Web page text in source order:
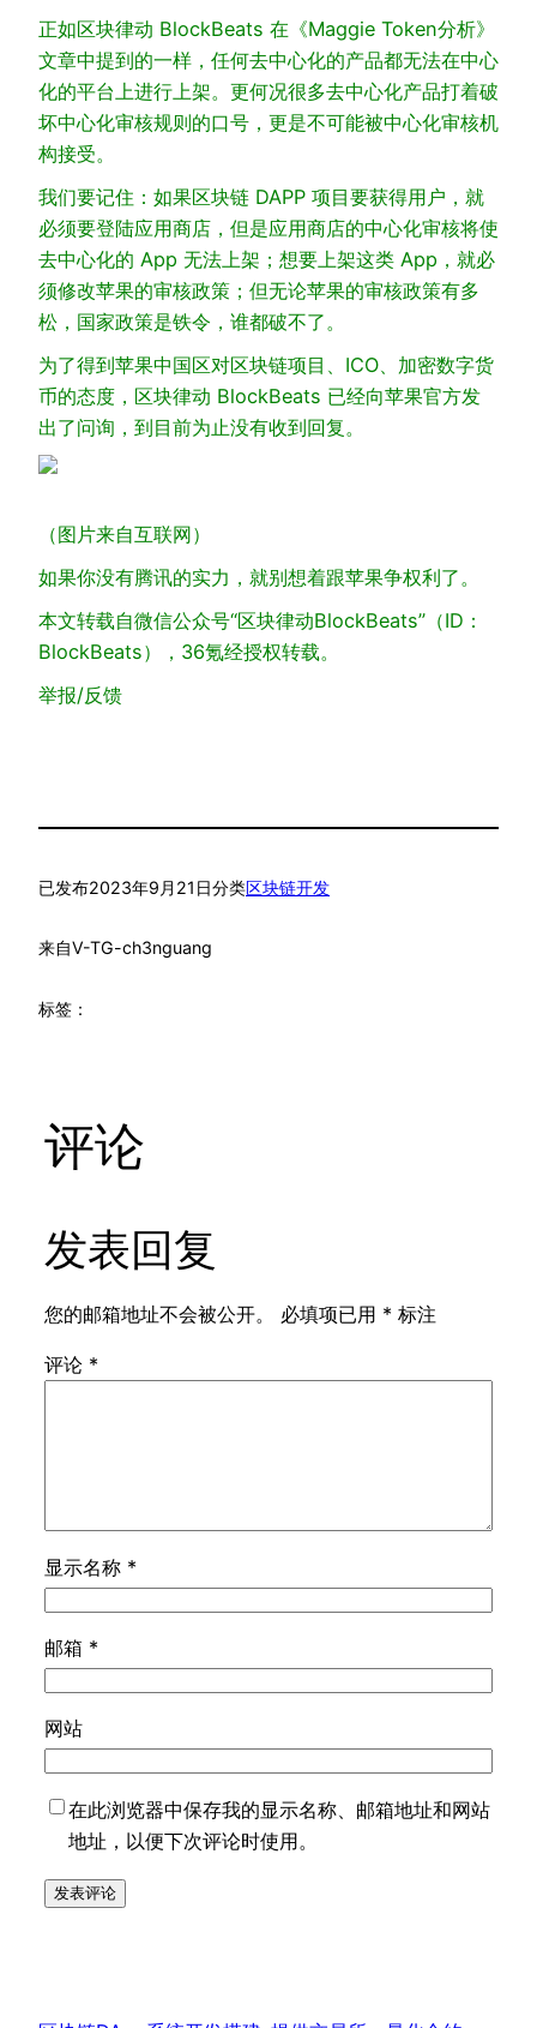
正如区块律动 BlockBeats 在《Maggie Token分析》
文章中提到的一样，任何去中心化的产品都无法在中心
化的平台上进行上架。更何况很多去中心化产品打着破
坏中心化审核规则的口号，更是不可能被中心化审核机
构接受。
我们要记住：如果区块链 DAPP 项目要获得用户，就
必须要登陆应用商店，但是应用商店的中心化审核将使
去中心化的 App 无法上架；想要上架这类 App，就必
须修改苹果的审核政策；但无论苹果的审核政策有多
松，国家政策是铁令，谁都破不了。
为了得到苹果中国区对区块链项目、ICO、加密数字货
币的态度，区块律动 BlockBeats 已经向苹果官方发
出了问询，到目前为止没有收到回复。
（图片来自互联网）
如果你没有腾讯的实力，就别想着跟苹果争权利了。
本文转载自微信公众号“区块律动BlockBeats”（ID：
BlockBeats），36氪经授权转载。
举报/反馈
已发布2023年9月21日分类区块链开发
来自V-TG-ch3nguang
标签：
评论
发表回复
您的邮箱地址不会被公开。 必填项已用 * 标注
评论 *
显示名称 *
邮箱 *
网站
在此浏览器中保存我的显示名称、邮箱地址和网站
地址，以便下次评论时使用。